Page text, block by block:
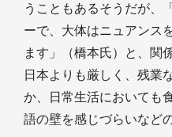
うこともあるそうだが、
ーで、大体はニュアンス
ます」（橋本氏）と、関
日本よりも厳しく、残業
か、日常生活においても
語の壁を感じづらいなど